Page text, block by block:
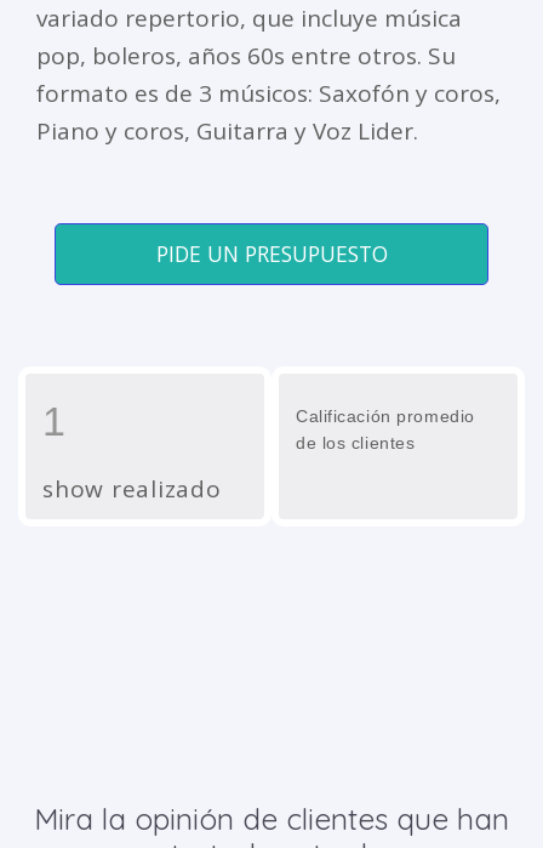
variado repertorio, que incluye música
pop, boleros, años 60s entre otros. Su
formato es de 3 músicos: Saxofón y coros,
Piano y coros, Guitarra y Voz Lider.
PIDE UN PRESUPUESTO
1
show realizado
Calificación promedio
de los clientes
Mira la opinión de clientes que han